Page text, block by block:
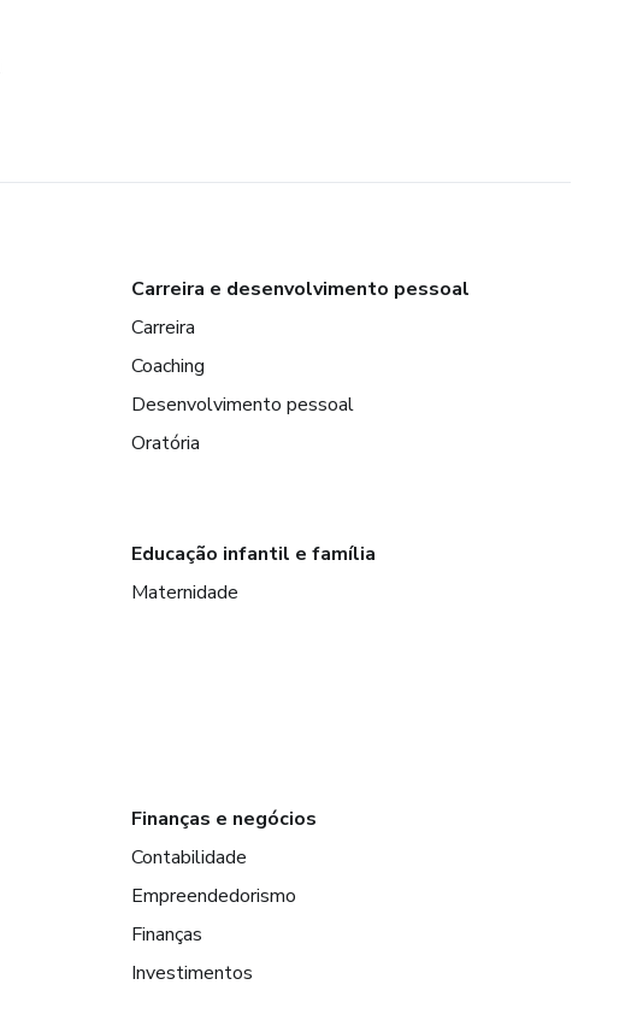
Carreira e desenvolvimento pessoal
Carreira
Coaching
Desenvolvimento pessoal
Oratória
Educação infantil e família
Maternidade
Finanças e negócios
Contabilidade
Empreendedorismo
Finanças
Investimentos